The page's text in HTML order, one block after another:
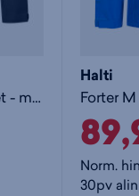
Forter M DX shell jacket - miesten kuoritakki
Halti
Norm.
30pv